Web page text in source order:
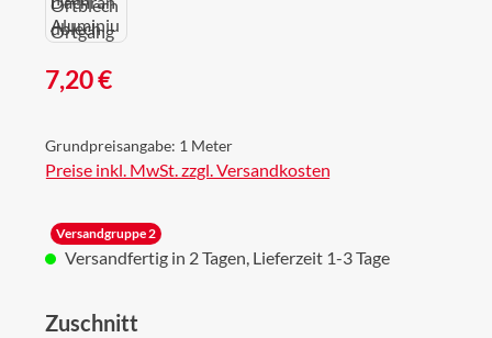
Regulärer Preis:
7,20 €
Grundpreisangabe: 1 Meter
Preise inkl. MwSt. zzgl. Versandkosten
Versandgruppe 2
Versandfertig in 2 Tagen, Lieferzeit 1-3 Tage
Zuschnitt